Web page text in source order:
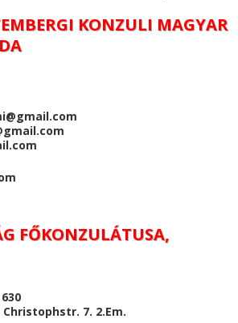
KONZULI MAGYAR
FŐKONZULÁTUSA,
7. 2.Em.